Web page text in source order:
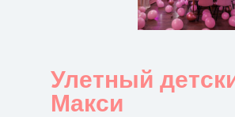
Улетный
Макси
Режим работы : 24/7
Москва, ул.Докукина 8с2